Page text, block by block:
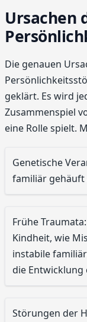
Ursachen
Die genauen
geklärt. Es wird
Zusammenspiel
eine Rolle spielt.
Genetische
familiär
Frühe
Kindheit, wie
instabile
die Entwicklung
Störungen der